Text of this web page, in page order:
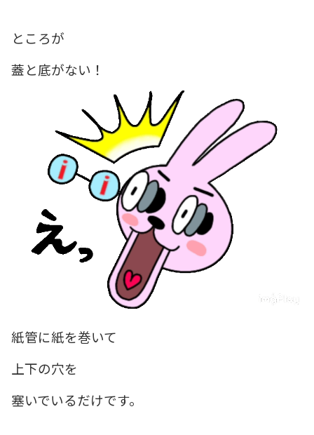
ところが
蓋と底がない！
紙管に紙を巻いて
上下の穴を
塞いでいるだけです。